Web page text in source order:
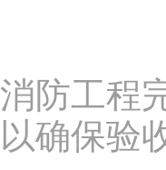
消防工程
以确保验